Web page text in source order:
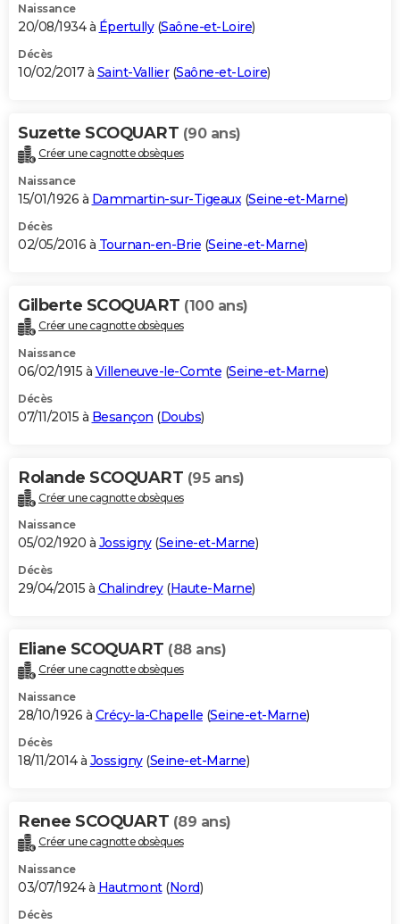
Naissance
20/08/1934 à Épertully(Saône-et-Loire)
Décès
10/02/2017 à Saint-Vallier(Saône-et-Loire)
Suzette SCOQUART (90 ans)
Créer une cagnotte obsèques
Naissance
15/01/1926 à Dammartin-sur-Tigeaux(Seine-et-Marne)
Décès
02/05/2016 à Tournan-en-Brie (Seine-et-Marne)
Gilberte SCOQUART (100 ans)
Créer une cagnotte obsèques
Naissance
06/02/1915 à Villeneuve-le-Comte (Seine-et-Marne)
Décès
07/11/2015 à Besançon (Doubs)
Rolande SCOQUART (95 ans)
Créer une cagnotte obsèques
Naissance
05/02/1920 à Jossigny(Seine-et-Marne)
Décès
29/04/2015 à Chalindrey(Haute-Marne)
Eliane SCOQUART (88 ans)
Créer une cagnotte obsèques
Naissance
28/10/1926 à Crécy-la-Chapelle (Seine-et-Marne)
Décès
18/11/2014 à Jossigny(Seine-et-Marne)
Renee SCOQUART (89 ans)
Créer une cagnotte obsèques
Naissance
03/07/1924 à Hautmont(Nord)
Décès